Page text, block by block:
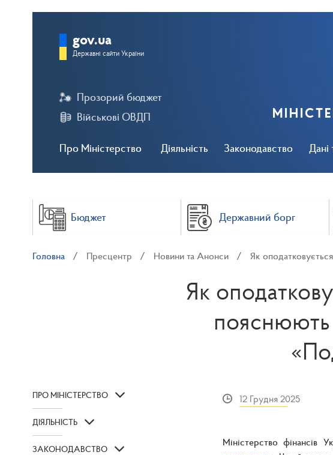
Про Міністерство Діяльність Законодавство Дані
Прозорий бюджет
Військові ОВДП
gov.ua
Державні сайти України
Бюджет Державний борг
Головна Пресцентр Новини та Анонси Як
Як
пояснюють
ПРО МІНІСТЕРСТВО
ДІЯЛЬНІСТЬ
ЗАКОНОДАВСТВО
12 Грудня 2025
Міністерство